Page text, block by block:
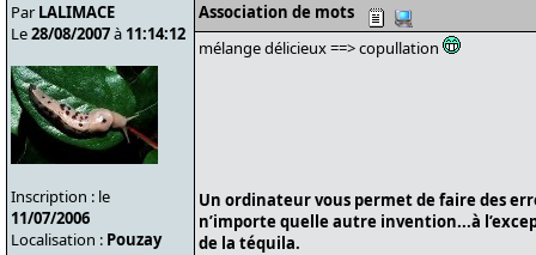
Par LALIMACE
Le28/08/2007à 11:14:12
Inscription : le
11/07/2006
Localisation : Pouzay
Association de mots
mélange délicieux ==> copullation
Un ordinateur vous permet de faire des
n’importe quelle autre invention...à
de la téquila.